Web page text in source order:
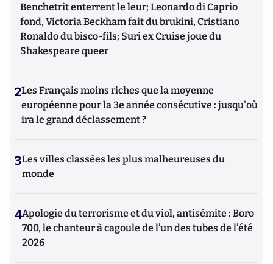
Benchetrit enterrent le leur; Leonardo di Caprio
fond, Victoria Beckham fait du brukini, Cristiano
Ronaldo du bisco-fils; Suri ex Cruise joue du
Shakespeare queer
2Les Français moins riches que la moyenne
européenne pour la 3e année consécutive : jusqu'où
ira le grand déclassement ?
3Les villes classées les plus malheureuses du
monde
4Apologie du terrorisme et du viol, antisémite : Boro
700, le chanteur à cagoule de l’un des tubes de l’été
2026